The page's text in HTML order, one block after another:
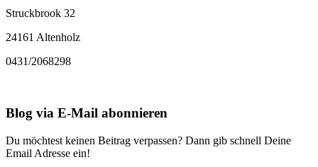
Struckbrook 32
24161 Altenholz
0431/2068298
Blog via E-Mail abonnieren
Du möchtest keinen Beitrag verpassen? Dann gib schnell Deine
Email Adresse ein!